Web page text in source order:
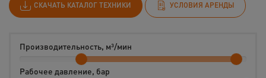
СКАЧАТЬ КАТАЛОГ ТЕХНИКИ УСЛОВИЯ АРЕНДЫ
Производительность, м³/мин
Рабочее давление, бар